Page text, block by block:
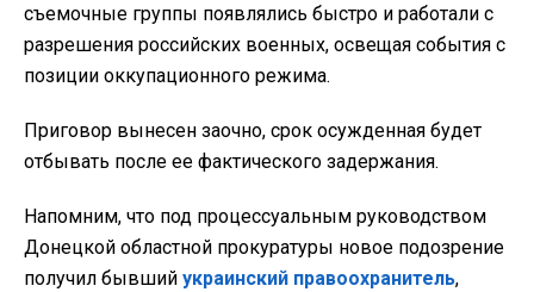
съемочные группы появлялись быстро и работали с
разрешения российских военных, освещая события с
позиции оккупационного режима.
Приговор вынесен заочно, срок осужденная будет
отбывать после ее фактического задержания.
Напомним, что под процессуальным руководством
Донецкой областной прокуратуры новое подозрение
получил бывший украинский правоохранитель,